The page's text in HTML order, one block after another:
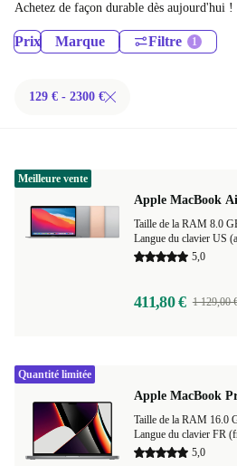
Achetez de façon durable dès aujourd'hui !
Prix Marque Filtre
129 € - 2300 €
Apple MacBook
Taille de la RAM 8.0
Langue du clavier US
5,0
411,80 € 1 129,00
Meilleure vente
Apple MacBook
Taille de la RAM 16.0
Langue du clavier FR
5,0
Quantité limitée